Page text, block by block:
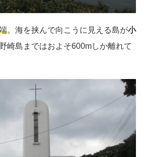
。海を挟んで向こうに見える島が小
崎島まではおよそ600mしか離れて